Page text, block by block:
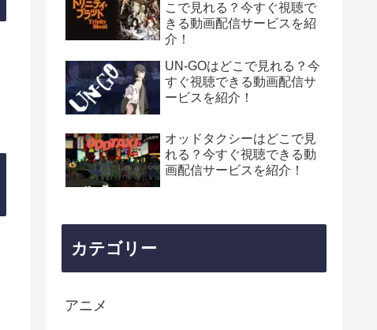
こで見れる？今すぐ視聴で
きる動画配信サービスを紹
介！
UN-GOはどこで見れる？今
すぐ視聴できる動画配信サ
ービスを紹介！
オッドタクシーはどこで見
れる？今すぐ視聴できる動
画配信サービスを紹介！
カテゴリー
アニメ